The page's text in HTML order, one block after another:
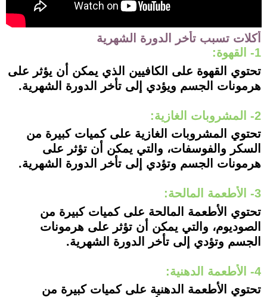
أكلات تسبب تأخر الدورة الشهرية
1- القهوة:
تحتوي القهوة على الكافيين الذي يمكن أن يؤثر على
هرمونات الجسم ويؤدي إلى تأخر الدورة الشهرية.
2- المشروبات الغازية:
تحتوي المشروبات الغازية على كميات كبيرة من
السكر والفوسفات، والتي يمكن أن تؤثر على
هرمونات الجسم وتؤدي إلى تأخر الدورة الشهرية.
3- الأطعمة المالحة:
تحتوي الأطعمة المالحة على كميات كبيرة من
الصوديوم، والتي يمكن أن تؤثر على هرمونات
الجسم وتؤدي إلى تأخر الدورة الشهرية.
4- الأطعمة الدهنية:
تحتوي الأطعمة الدهنية على كميات كبيرة من